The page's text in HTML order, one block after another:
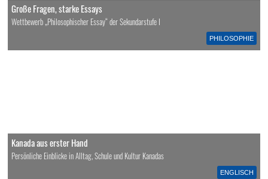
PHILOSOPHIE
Große Fragen, starke Essays
Wettbewerb „Philosophischer Essay“ der Sekundarstufe I
ENGLISCH
Kanada aus erster Hand
Persönliche Einblicke in Alltag, Schule und Kultur Kanadas